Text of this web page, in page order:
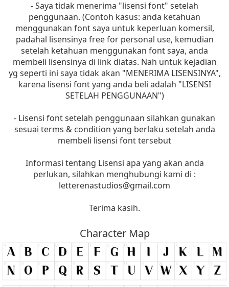
- Saya tidak menerima "lisensi font" setelah
penggunaan. (Contoh kasus: anda ketahuan
menggunakan font saya untuk keperluan komersil,
padahal lisensinya free for personal use, kemudian
setelah ketahuan menggunakan font saya, anda
membeli lisensinya di link diatas. Nah untuk kejadian
yg seperti ini saya tidak akan "MENERIMA LISENSINYA",
karena lisensi font yang anda beli adalah "LISENSI
SETELAH PENGGUNAAN")
- Lisensi font setelah penggunaan silahkan gunakan
sesuai terms & condition yang berlaku setelah anda
membeli lisensi font tersebut
Informasi tentang Lisensi apa yang akan anda
perlukan, silahkan menghubungi kami di :
letterenastudios@gmail.com
Terima kasih.
Character Map